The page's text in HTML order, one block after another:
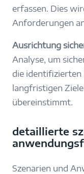
erfassen. Dies
Anforderungen
Ausrichtung
Analyse, um
die identifizierten
langfristigen
übereinstimmt.
detaillierte
Szenarien und